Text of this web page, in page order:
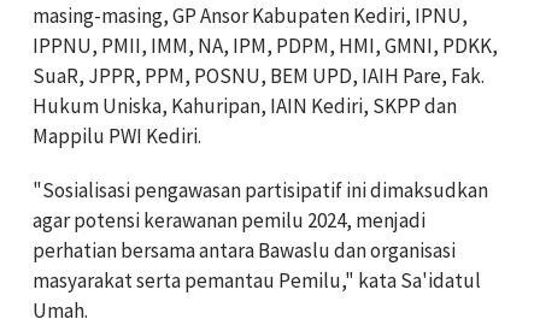
masing-masing, GP Ansor Kabupaten Kediri, IPNU,
IPPNU, PMII, IMM, NA, IPM, PDPM, HMI, GMNI, PDKK,
SuaR, JPPR, PPM, POSNU, BEM UPD, IAIH Pare, Fak.
Hukum Uniska, Kahuripan, IAIN Kediri, SKPP dan
Mappilu PWI Kediri.
"Sosialisasi pengawasan partisipatif ini dimaksudkan
agar potensi kerawanan pemilu 2024, menjadi
perhatian bersama antara Bawaslu dan organisasi
masyarakat serta pemantau Pemilu," kata Sa'idatul
Umah.